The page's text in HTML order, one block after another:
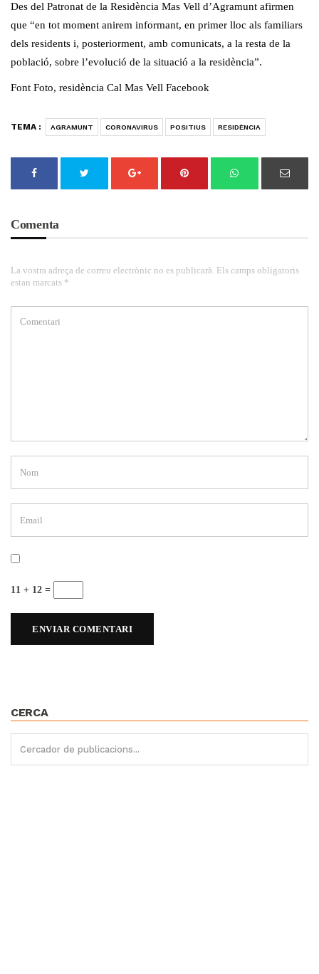
Des del Patronat de la Residència Mas Vell d’Agramunt afirmen
que “en tot moment anirem informant, en primer lloc als familiars
dels residents i, posteriorment, amb comunicats, a la resta de la
població, sobre l’evolució de la situació a la residència”.
Font Foto, residència Cal Mas Vell Facebook
TEMA : AGRAMUNT CORONAVIRUS POSITIUS RESIDÈNCIA
Comenta
La vostra adreça de correu electrònic no es publicarà. Els camps obligatoris
estan marcats *
11 + 12 =
CERCA